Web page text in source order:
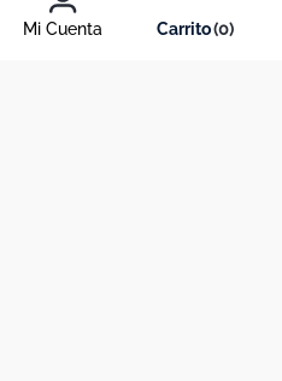
Mi Cuenta 0
tratamiento de información